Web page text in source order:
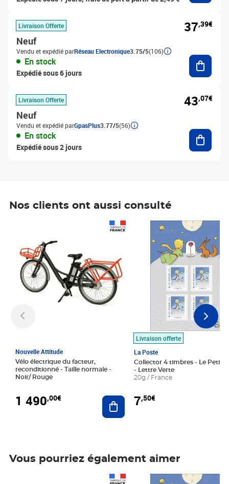
Livraison Offerte
Neuf
Vendu et expédié parRéseau Electronique3.75/5(106)
En stock
Expédié sous 6 jours
37,39€
Livraison Offerte
Neuf
Vendu et expédié parGpasPlus3.77/5(56)
En stock
Expédié sous 2 jours
43,07€
Nos clients ont aussi consulté
Nouvelle Attitude
Vélo électrique du facteur,
reconditionné - Taille normale -
Noir/ Rouge
1 490,00€ Ajouter au panier
Livraison offerte
La Poste
Collector 4 timbres - Le Petit
- Lettre Verte
20g / France
7,50€
Prix 7,50€
Vous pourriez également aimer
Prix 7,50€